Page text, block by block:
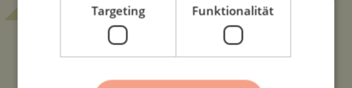
Bonbons
Unsere Bestseller
Targeting Funktionalität